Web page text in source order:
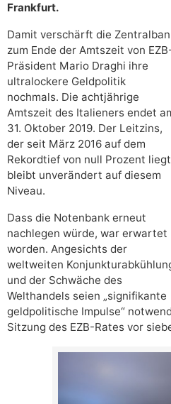
Frankfurt.
Damit verschärft die
zum Ende der Amtszeit von
Präsident Mario Draghi ihre
ultralockere Geldpolitik
nochmals. Die achtjährige
Amtszeit des Italieners endet
31. Oktober 2019. Der Leitzins,
der seit März 2016 auf dem
Rekordtief von null Prozent
bleibt unverändert auf diesem
Niveau.
Dass die Notenbank erneut
nachlegen würde, war erwartet
worden. Angesichts der
weltweiten
und der Schwäche des
Welthandels seien „signifikante
geldpolitische Impulse“
Sitzung des EZB-Rates vor